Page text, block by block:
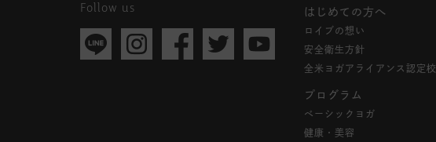
Follow us はじめての方へ
ロイブの想い
安全衛生方針
全米ヨガアライアンス認定校
プログラム
ベーシックヨガ
健康・美容